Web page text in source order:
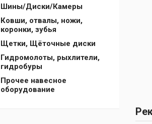
Шины/Диски/Камеры
Ковши, отвалы, ножи,
коронки, зубья
Щетки, Щёточные диски
Гидромолоты, рыхлители,
гидробуры
Прочее навесное
оборудование